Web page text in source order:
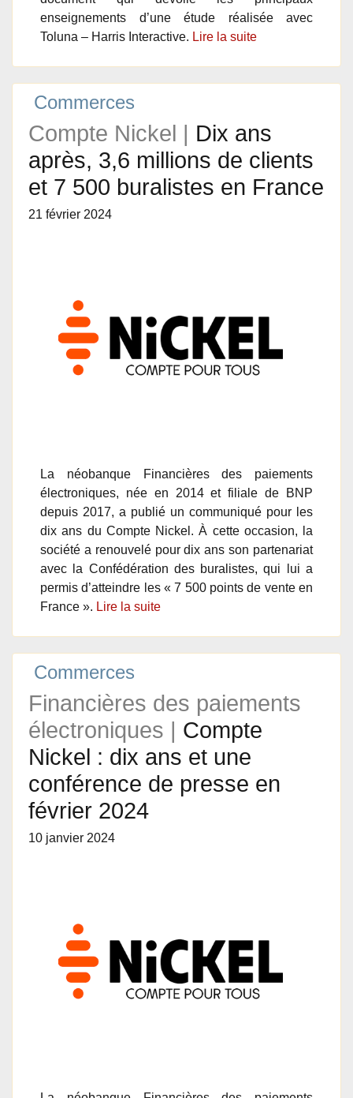
enseignements d’une étude réalisée avec
Toluna – Harris Interactive. Lire la suite
Commerces
Compte Nickel | Dix ans
après, 3,6 millions de clients
et 7 500 buralistes en France
21 février 2024
La néobanque Financières des paiements
électroniques, née en 2014 et filiale de BNP
depuis 2017, a publié un communiqué pour les
dix ans du Compte Nickel. À cette occasion, la
société a renouvelé pour dix ans son partenariat
avec la Confédération des buralistes, qui lui a
permis d’atteindre les « 7 500 points de vente en
France ». Lire la suite
Commerces
Financières des paiements
électroniques | Compte
Nickel : dix ans et une
conférence de presse en
février 2024
10 janvier 2024